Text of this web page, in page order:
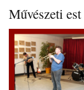
Művészeti est